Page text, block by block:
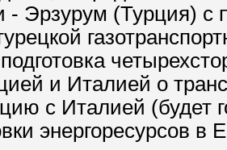
- Эрзурум (Турция) с
и Италией о
с Италией (будет
энергоресурсов в